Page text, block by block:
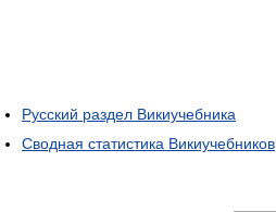
Русский раздел Викиучебника
Сводная статистика Викиучебников